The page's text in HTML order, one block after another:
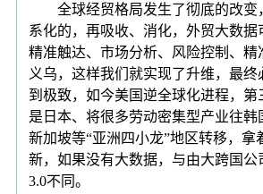
全球经贸格局发生了彻底的改变
系化的，再吸收、消化，外贸大数据
精准触达、市场分析、风险控制、精
义乌，这样我们就实现了升维，最
到极致，如今美国逆全球化进程，第
是日本、将很多劳动密集型产业往韩
新加坡等“亚洲四小龙”地区转移，拿
新，如果没有大数据，与由大跨国公
3.0不同。